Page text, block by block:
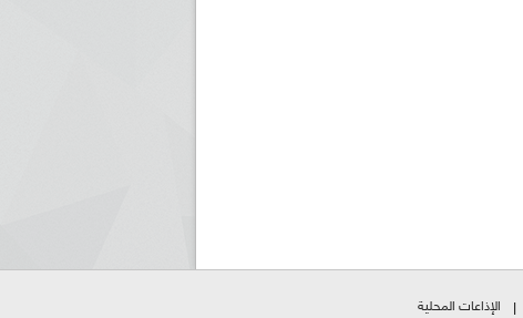
الإذاعات المحلية